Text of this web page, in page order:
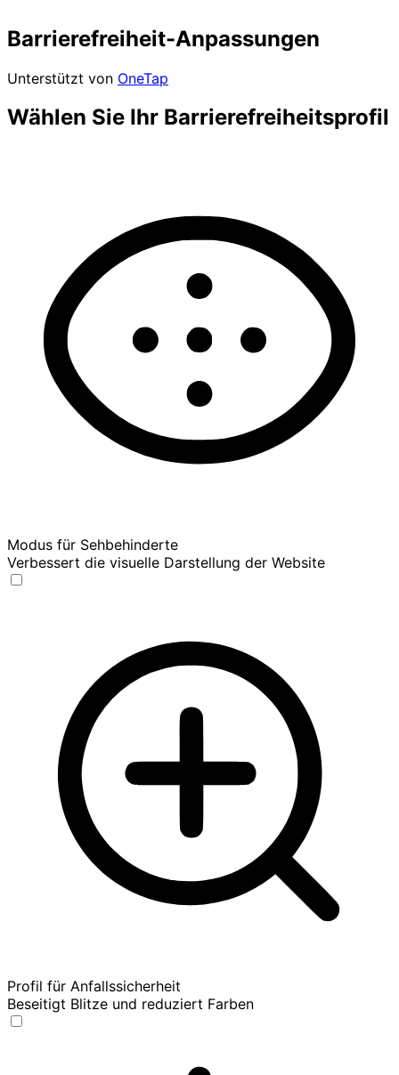
Barrierefreiheit-Anpassungen
Unterstützt von OneTap
Wählen Sie Ihr Barrierefreiheitsprofil
Modus für Sehbehinderte
Verbessert die visuelle Darstellung der Website
Profil für Anfallssicherheit
Beseitigt Blitze und reduziert Farben